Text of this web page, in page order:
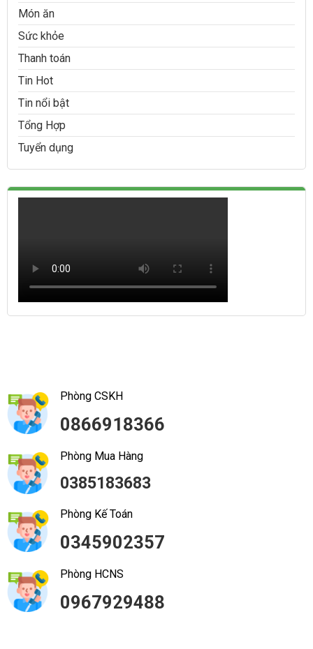
Món ăn
Sức khỏe
Thanh toán
Tin Hot
Tin nổi bật
Tổng Hợp
Tuyển dụng
Phòng CSKH
0866918366
Phòng Mua Hàng
0385183683
Phòng Kế Toán
0345902357
Phòng HCNS
0967929488